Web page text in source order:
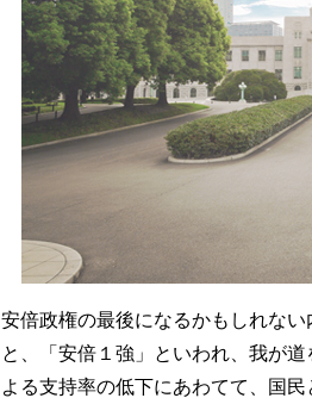
安倍政権の最後になるかもしれな
と、「安倍１強」といわれ、我が
よる支持率の低下にあわてて、国